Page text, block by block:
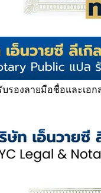
รองลายมือชื่อและเอก